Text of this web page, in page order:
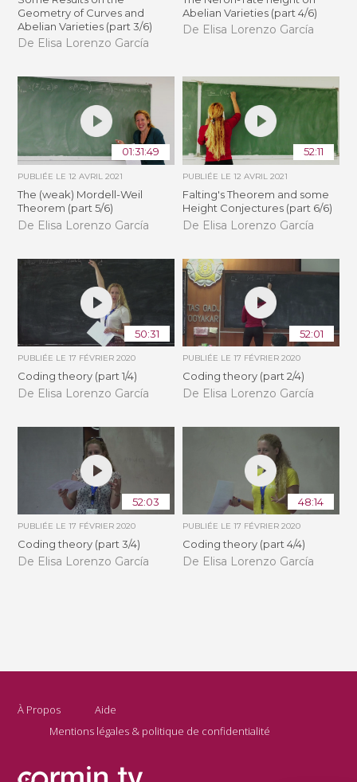
Geometry of Curves and
Abelian Varieties (part 3/6)
De Elisa Lorenzo García
Abelian Varieties (part 4/6)
De Elisa Lorenzo García
01:31:49
PUBLIÉE LE12 AVRIL 2021
The (weak) Mordell-Weil
Theorem (part 5/6)
De Elisa Lorenzo García
52:11
PUBLIÉE LE 12 AVRIL 2021
Falting's Theorem and some
Height Conjectures (part 6/6)
De Elisa Lorenzo García
50:31
PUBLIÉE LE17 FÉVRIER 2020
Coding theory (part 1/4)
De Elisa Lorenzo García
52:01
PUBLIÉE LE 17 FÉVRIER 2020
Coding theory (part 2/4)
De Elisa Lorenzo García
52:03
PUBLIÉE LE17 FÉVRIER 2020
Coding theory (part 3/4)
De Elisa Lorenzo García
48:14
PUBLIÉE LE 17 FÉVRIER 2020
Coding theory (part 4/4)
De Elisa Lorenzo García
À Propos
Aide
Mentions légales & politique de confidentialité